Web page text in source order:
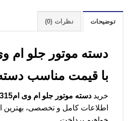
توضیحات نظرات (0)
دسته موتور جلو ام وی ام315: راهنمای جامع خرید و
با قیمت مناسب
خرید دسته موتور جلو ام وی ام315
اطلاعات کامل و تخصصی، بهترین